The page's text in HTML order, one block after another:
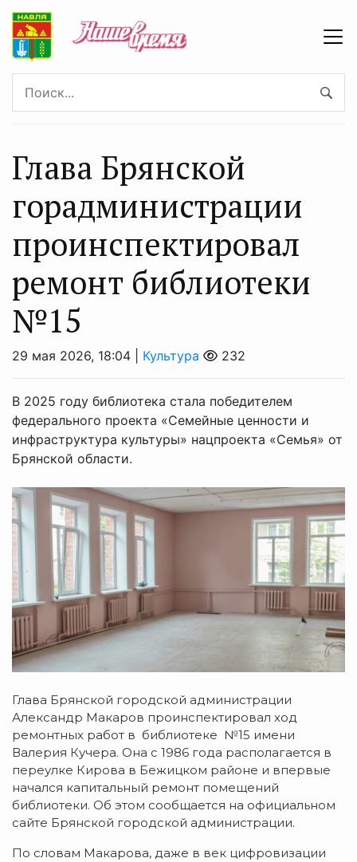
Глава Брянской
горадминистрации
проинспектировал
ремонт библиотеки
№15
29 мая 2026, 18:04 | Культура 232
В 2025 году библиотека стала победителем
федерального проекта «Семейные ценности и
инфраструктура культуры» нацпроекта «Семья» от
Брянской области.
Глава Брянской городской администрации
Александр Макаров проинспектировал ход
ремонтных работ в библиотеке №15 имени
Валерия Кучера. Она с 1986 года располагается в
переулке Кирова в Бежицком районе и впервые
начался капитальный ремонт помещений
библиотеки. Об этом сообщается на официальном
сайте Брянской городской администрации.
По словам Макарова, даже в век цифровизации